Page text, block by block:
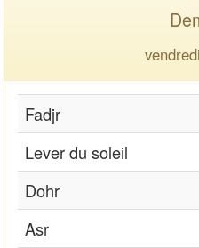
Fadjr
Lever du soleil
Dohr
Asr